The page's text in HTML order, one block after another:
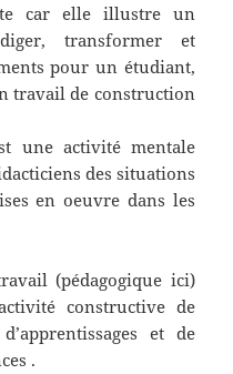
car elle illustre un
transformer et
pour un étudiant,
travail de construction
une activité mentale
des situations
en oeuvre dans les
(pédagogique ici)
constructive de
et de
.